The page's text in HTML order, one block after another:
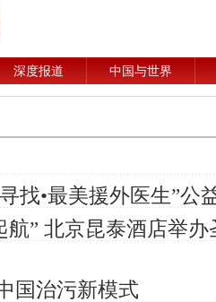
深度报道 中国与世界
找•最美援外医生”公
航” 北京昆泰酒店举
国治污新模式